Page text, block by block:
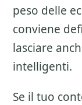
peso delle
conviene
lasciare
intelligenti.
Se il tuo